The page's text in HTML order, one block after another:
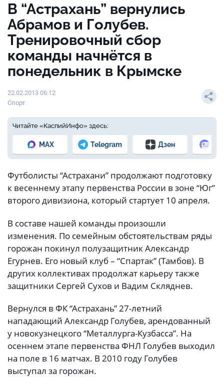
В “Астрахань” вернулись
Абрамов и Голубев.
Тренировочный сбор
команды начнётся в
понедельник в Крымске
22.02.2013 06:12
Спорт
Читайте «КаспийИнфо» здесь:
MAX Telegram Дзен
Футболисты “Астрахани” продолжают подготовку
к весеннему этапу первенства России в зоне “Юг”
второго дивизиона, который стартует 10 апреля.
В составе нашей команды произошли
изменения. По семейным обстоятельствам ряды
горожан покинул полузащитник Александр
Егурнев. Его новый клуб – “Спартак” (Тамбов). В
других коллективах продолжат карьеру также
защитники Сергей Сухов и Вадим Скляднев.
Вернулся в ФК “Астрахань” 27-летний
нападающий Александр Голубев, арендованный
у новокузнецкого “Металлурга-Кузбасса”. На
осеннем этапе первенства ФНЛ Голубев выходил
на поле в 16 матчах. В 2010 году Голубев
выступал за горожан.